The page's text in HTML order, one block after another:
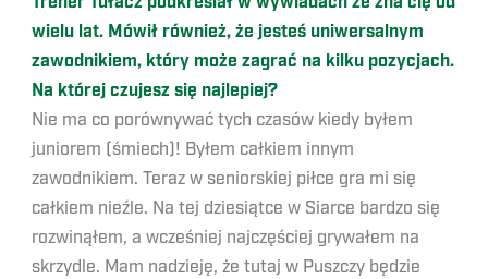
wielu lat. Mówił również, że jesteś uniwersalnym
zawodnikiem, który może zagrać na kilku pozycjach.
Na której czujesz się najlepiej?
Nie ma co porównywać tych czasów kiedy byłem
juniorem (śmiech)! Byłem całkiem innym
zawodnikiem. Teraz w seniorskiej piłce gra mi się
całkiem nieźle. Na tej dziesiątce w Siarce bardzo się
rozwinąłem, a wcześniej najczęściej grywałem na
skrzydle. Mam nadzieję, że tutaj w Puszczy będzie